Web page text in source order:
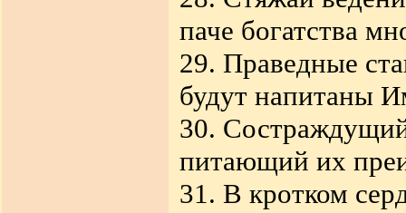
паче богатства
29. Праведные
будут напитаны
30.
питающий их
31. В кротком